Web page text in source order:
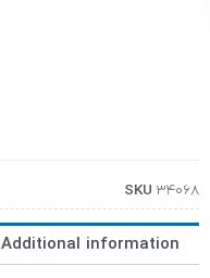
SKU34068
Additional information